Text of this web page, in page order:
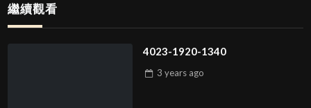
繼續觀看
4023-1920-1340
3 years ago